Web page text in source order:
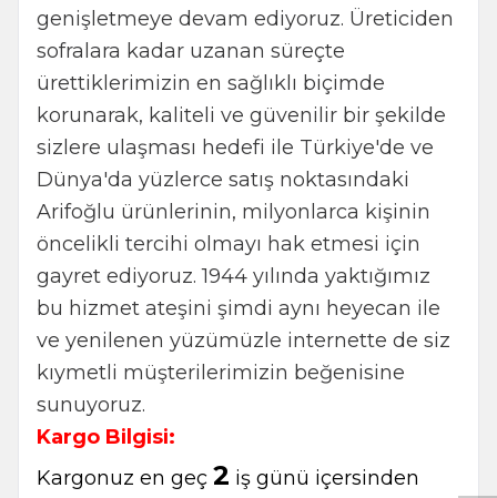
genişletmeye devam ediyoruz. Üreticiden
sofralara kadar uzanan süreçte
ürettiklerimizin en sağlıklı biçimde
korunarak, kaliteli ve güvenilir bir şekilde
sizlere ulaşması hedefi ile Türkiye'de ve
Dünya'da yüzlerce satış noktasındaki
Arifoğlu ürünlerinin, milyonlarca kişinin
öncelikli tercihi olmayı hak etmesi için
gayret ediyoruz. 1944 yılında yaktığımız
bu hizmet ateşini şimdi aynı heyecan ile
ve yenilenen yüzümüzle internette de siz
kıymetli müşterilerimizin beğenisine
sunuyoruz.
Kargo Bilgisi:
Kargonuz en geç 2 iş günü içersinden